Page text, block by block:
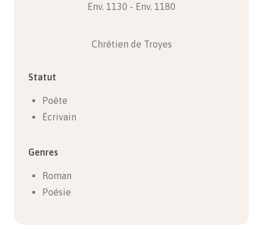
Env. 1130 - Env. 1180
Chrétien de Troyes
Statut
Poète
Écrivain
Genres
Roman
Poésie